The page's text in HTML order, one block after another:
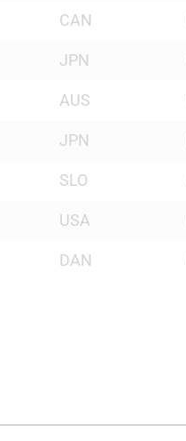
CAN
JPN
AUS
JPN
SLO
USA
DAN